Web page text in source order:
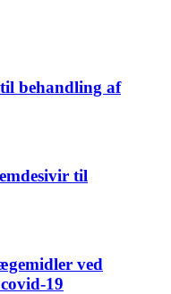
behandling af
til
ved
19